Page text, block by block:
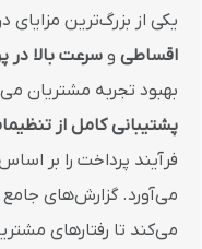
یکی از بزرگ‌ترین مزایای
اقساطی و سرعت بالا در
بهبود تجربه مشتریان
پشتیبانی کامل از
فرآیند پرداخت را بر
می‌آورد. گزارش‌های
می‌کند تا رفتارهای